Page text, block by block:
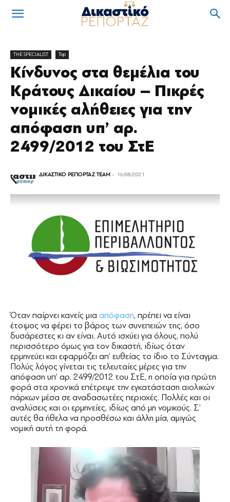
THE SPECIALIST Top
Κίνδυνος στα θεμέλια του
Κράτους Δικαίου – Πικρές
νομικές αλήθειες για την
απόφαση υπ’ αρ.
2499/2012 του ΣτΕ
ΔΙΚΑΣΤΙΚΟ ΡΕΠΟΡΤΑΖ TEAM - 16/08/2021
Όταν παίρνει κανείς μια απόφαση, πρέπει να είναι
έτοιμος να φέρει το βάρος των συνεπειών της, όσο
δυσάρεστες κι αν είναι. Αυτό ισχύει για όλους, πολύ
περισσότερο όμως για τον δικαστή, ιδίως όταν
ερμηνεύει και εφαρμόζει απ’ ευθείας το ίδιο το Σύνταγμα.
Πολύς λόγος γίνεται τις τελευταίες μέρες για την
απόφαση υπ’ αρ. 2499/2012 του ΣτΕ, η οποία για πρώτη
φορά στα χρονικά επέτρεψε την εγκατάσταση αιολικών
πάρκων μέσα σε αναδασωτέες περιοχές. Πολλές και οι
αναλύσεις και οι ερμηνείες, ιδίως από μη νομικούς. Σ’
αυτές θα ήθελα να προσθέσω και άλλη μία, αμιγώς
νομική αυτή τη φορά.